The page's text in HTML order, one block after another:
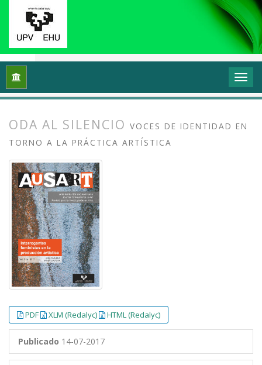
Inicio Vol. 5 Núm. 1 (2017): Interrogantes
ODA AL SILENCIO VOCES DE IDENTIDAD EN
TORNO A LA PRÁCTICA ARTÍSTICA
PDF XLM (Redalyc) HTML (Redalyc)
Publicado 14-07-2017